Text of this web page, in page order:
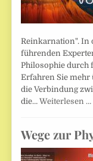
Reinkarnation". In
führenden
Philosophie durch
Erfahren Sie mehr
die Verbindung
die…Weiterlesen …
Wege zur